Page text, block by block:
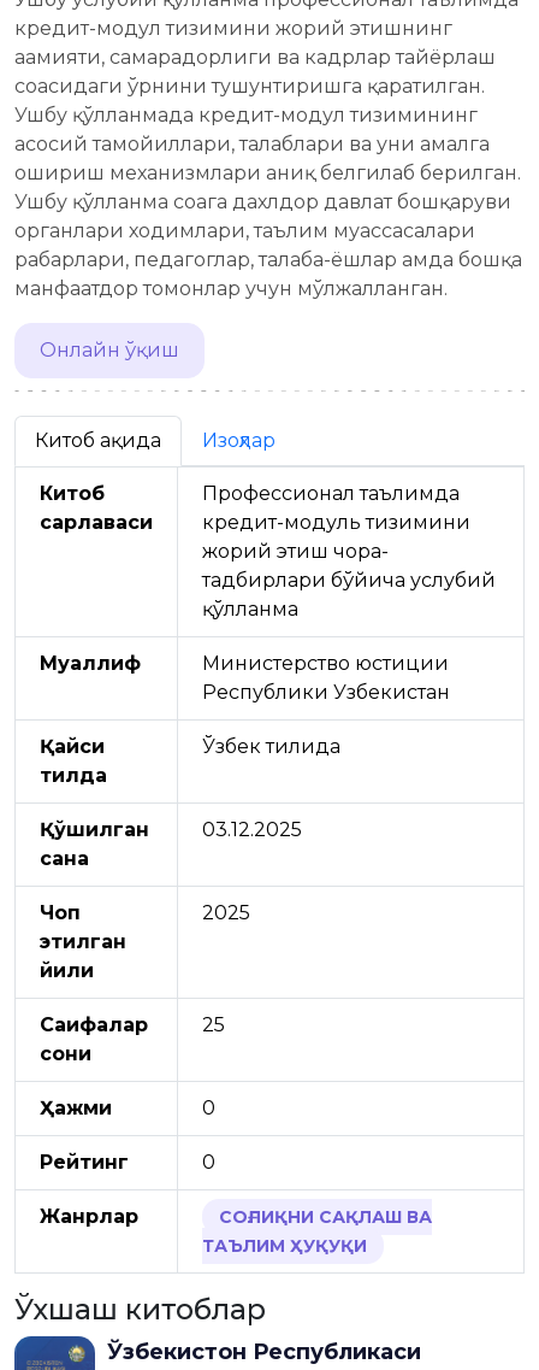
кредит-модул тизимини жорий этишнинг
аҳамияти, самарадорлиги ва кадрлар тайёрлаш
соҳасидаги ўрнини тушунтиришга қаратилган.
Ушбу қўлланмада кредит-модул тизимининг
асосий тамойиллари, талаблари ва уни амалга
ошириш механизмлари аниқ белгилаб берилган.
Ушбу қўлланма соҳага дахлдор давлат бошқаруви
органлари ходимлари, таълим муассасалари
раҳбарлари, педагоглар, талаба-ёшлар ҳамда бошқа
манфаатдор томонлар учун мўлжалланган.
Онлайн ўқиш
Китоб ҳақида Изоҳлар
Китоб
сарлавҳаси
Профессионал таълимда
кредит-модуль тизимини
жорий этиш чора-
тадбирлари бўйича услубий
қўлланма
Муаллиф
Министерство юстиции
Республики Узбекистан
Қайси
тилда
Ўзбек тилида
Қўшилган
сана
03.12.2025
Чоп
этилган
йили
2025
Саҳифалар
сони
25
Ҳажми 0
Рейтинг 0
Жанрлар
СОҒЛИҚНИ САҚЛАШ ВА
ТАЪЛИМ ҲУҚУҚИ
Ўхшаш китоблар
Ўзбекистон Республикаси